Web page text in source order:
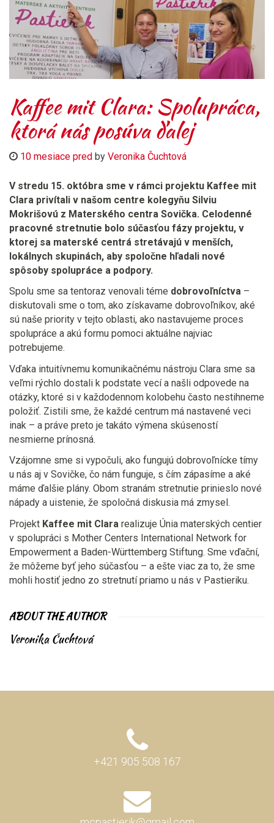
Kaffee mit Clara: Spolupráca,
ktorá nás posúva ďalej
10 mesiace pred by Veronika Čuchtová
V stredu 15. októbra sme v rámci projektu Kaffee mit
Clara privítali v našom centre kolegyňu Silviu
Mokrišovú z Materského centra Sovička. Celodenné
pracovné stretnutie bolo súčasťou fázy projektu, v
ktorej sa materské centrá stretávajú v menších,
lokálnych skupinách, aby spoločne hľadali nové
spôsoby spolupráce a podpory.
Spolu sme sa tentoraz venovali téme dobrovoľníctva –
diskutovali sme o tom, ako získavame dobrovoľníkov, aké
sú naše priority v tejto oblasti, ako nastavujeme proces
spolupráce a akú formu pomoci aktuálne najviac
potrebujeme.
Vďaka intuitívnemu komunikačnému nástroju Clara sme sa
veľmi rýchlo dostali k podstate vecí a našli odpovede na
otázky, ktoré si v každodennom kolobehu často nestihneme
položiť. Zistili sme, že každé centrum má nastavené veci
inak – a práve preto je takáto výmena skúseností
nesmierne prínosná.
Vzájomne sme si vypočuli, ako fungujú dobrovoľnícke tímy
u nás aj v Sovičke, čo nám funguje, s čím zápasíme a aké
máme ďalšie plány. Obom stranám stretnutie prinieslo nové
nápady a uistenie, že spoločná diskusia má zmysel.
Projekt Kaffee mit Clara realizuje Únia materských centier
v spolupráci s Mother Centers International Network for
Empowerment a Baden-Württemberg Stiftung. Sme vďační,
že môžeme byť jeho súčasťou – a ešte viac za to, že sme
mohli hostiť jedno zo stretnutí priamo u nás v Pastieriku.
ABOUT THE AUTHOR
Veronika Čuchtová
+421 905 508 167